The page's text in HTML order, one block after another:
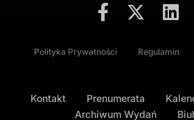
Polityka Prywatności Regulamin
Kontakt Prenumerata
Archiwum Wydań